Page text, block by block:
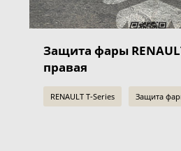
Защита фары
правая
RENAULT T-Series Защита